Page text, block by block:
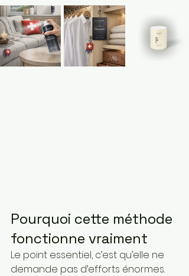
Pourquoi cette méthode
fonctionne vraiment
Le point essentiel, c’est qu’elle ne
demande pas d’efforts énormes.